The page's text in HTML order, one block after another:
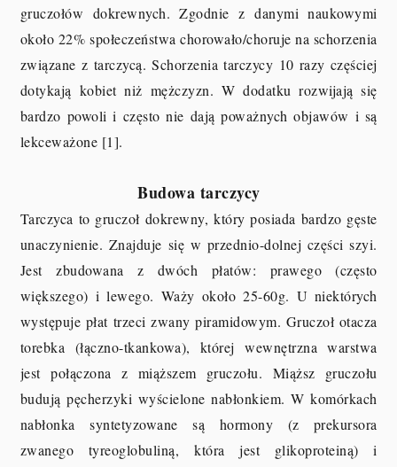
gruczołów dokrewnych. Zgodnie z danymi naukowymi
około 22% społeczeństwa chorowało/choruje na schorzenia
związane z tarczycą. Schorzenia tarczycy 10 razy częściej
dotykają kobiet niż mężczyzn. W dodatku rozwijają się
bardzo powoli i często nie dają poważnych objawów i są
lekceważone [1].
Budowa tarczycy
Tarczyca to gruczoł dokrewny, który posiada bardzo gęste
unaczynienie. Znajduje się w przednio-dolnej części szyi.
Jest zbudowana z dwóch płatów: prawego (często
większego) i lewego. Waży około 25-60g. U niektórych
występuje płat trzeci zwany piramidowym. Gruczoł otacza
torebka (łączno-tkankowa), której wewnętrzna warstwa
jest połączona z miąższem gruczołu. Miąższ gruczołu
budują pęcherzyki wyścielone nabłonkiem. W komórkach
nabłonka syntetyzowane są hormony (z prekursora
zwanego tyreoglobuliną, która jest glikoproteiną) i